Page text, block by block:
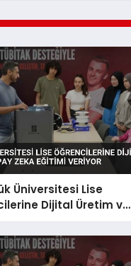
Üniversitesi Lise
Dijital Üretim ve
Eğitimi Veriyor